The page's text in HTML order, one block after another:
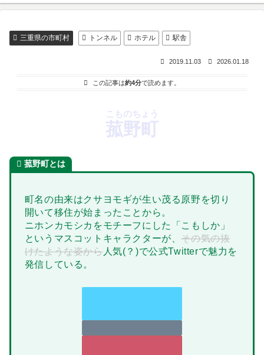
三重県の市町村 トンネル ホテル 駅舎
2019.11.03 2026.01.18
この記事は約4分で読めます。
菰野町
こものちょう
菰野町とは
町名の由来はクサヨモギが生い茂る原野を切り
開いて移住が始まったことから。
ニホンカモシカをモチーフにした「こもしか」
というマスコットキャラクターが、その気の抜
けたような姿から人気(？)で公式Twitterで魅力を
発信している。